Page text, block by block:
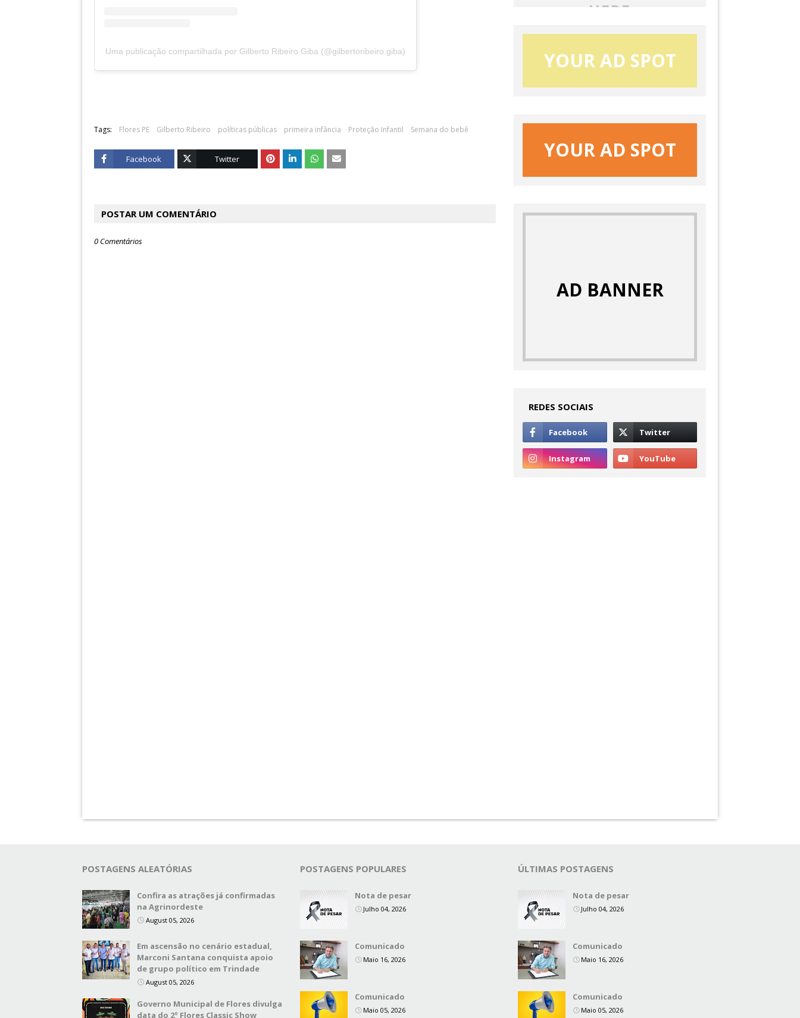
Uma publicação compartilhada por Gilberto Ribeiro Giba (@gilbertoribeiro.giba)
Tags: Flores PE Gilberto Ribeiro políticas públicas primeira infância Proteção Infantil Semana do bebê
Facebook Twitter
POSTAR UM COMENTÁRIO
0 Comentários
HERE
YOUR AD SPOT
YOUR AD SPOT
AD BANNER
REDES SOCIAIS
POSTAGENS ALEATÓRIAS
Confira as atrações já confirmadas
na Agrinordeste
August 05, 2026
Em ascensão no cenário estadual,
Marconi Santana conquista apoio
de grupo político em Trindade
August 05, 2026
Governo Municipal de Flores divulga
data do 2º Flores Classic Show
POSTAGENS POPULARES
Nota de pesar
Julho 04, 2026
Comunicado
Maio 16, 2026
Comunicado
Maio 05, 2026
ÚLTIMAS POSTAGENS
Nota de pesar
Julho 04, 2026
Comunicado
Maio 16, 2026
Comunicado
Maio 05, 2026